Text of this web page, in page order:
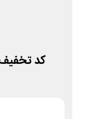
کد تخفیف 180 هزار تومانی غیراول سایت